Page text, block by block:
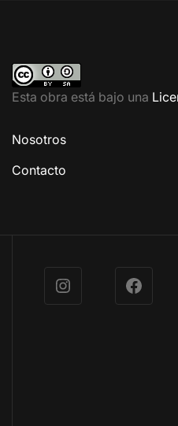
Esta obra está bajo una
Nosotros
Contacto
Instagram